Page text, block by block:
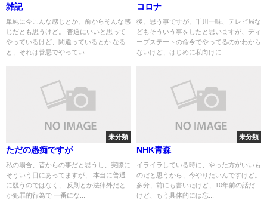
雑記
単純に今こんな感じとか、前からそんな感
じだとも思うけど。 普通にいいと思って
やっているけど、間違っているとか なる
と、それは善悪でやってい...
コロナ
後、思う事ですが、千川一味、テレビ局な
どもそういう事をしたと思いますが、ディ
ープステートの命令でやってるのかわから
ないけど、はじめに私向けに...
未分類
ただの愚痴ですが
私の場合、昔からの事だと思うし、実際に
そういう目にあってますが、 本当に普通
に競うのではなく、 反則とか法律外だと
か犯罪的行為で 一番にな...
未分類
NHK青森
イライラしている時に、やった方がいいも
のだと思うから、今やりたいんですけど。
多分、前にも書いたけど、10年前の話だ
けど、もう具体的には忘...